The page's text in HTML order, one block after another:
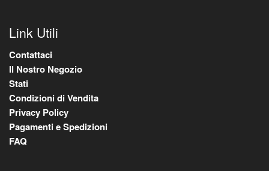
Link Utili
Contattaci
Il Nostro Negozio
Stati
Condizioni di Vendita
Privacy Policy
Pagamenti e Spedizioni
FAQ